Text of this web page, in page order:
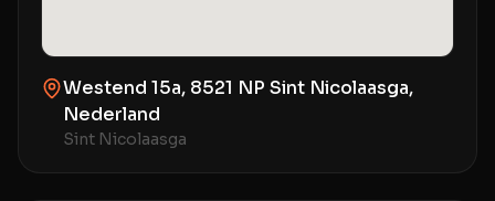
Westend 15a, 8521 NP Sint Nicolaasga,
Nederland
Sint Nicolaasga